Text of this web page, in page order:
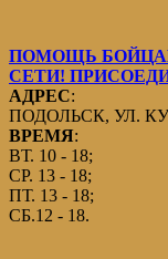
ПОМОЩЬ
СЕТИ!
АДРЕС:
ПОДОЛЬСК, УЛ.
ВРЕМЯ:
ВТ. 10 - 18;
СР. 13 - 18;
ПТ. 13 - 18;
СБ.12 - 18.